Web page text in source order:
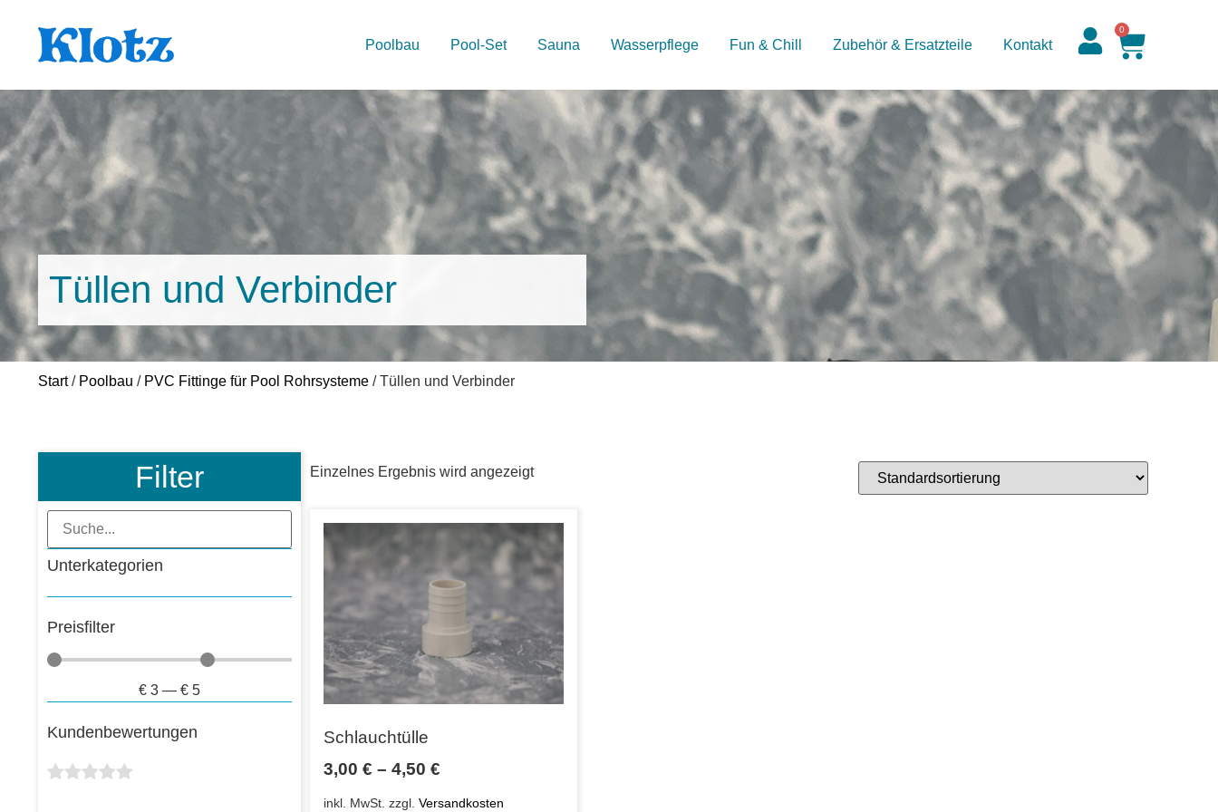
Poolbau Pool-Set Sauna Wasserpflege Fun & Chill Zubehör & Ersatzteile Kontakt
0
Tüllen und Verbinder
Start/ Poolbau / PVC Fittinge für Pool Rohrsysteme / Tüllen und Verbinder
Filter
Unterkategorien
Preisfilter
€ 3 — € 5
Kundenbewertungen
Einzelnes Ergebnis wird angezeigt
Schlauchtülle
3,00 € – 4,50 €
inkl. MwSt. zzgl. Versandkosten